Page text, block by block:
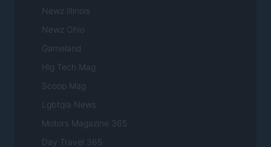
Newz Illinois
Newz Ohio
Gameland
Hig Tech Mag
Scoop Mag
Lgbtqia News
Motors Magazine 365
Day Travel 365